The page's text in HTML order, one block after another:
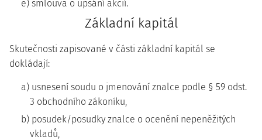
e) smlouva o upsání akcií.
Základní kapitál
Skutečnosti zapisované v části základní kapitál se
dokládají:
a) usnesení soudu o jmenování znalce podle § 59 odst.
3 obchodního zákoníku,
b) posudek/posudky znalce o ocenění nepeněžitých
vkladů,